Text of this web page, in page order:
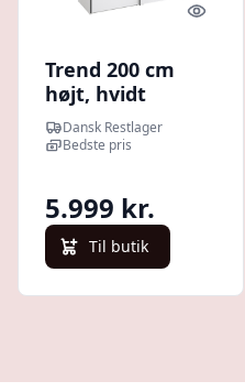
Quick
Trend 200 cm
højt, hvidt
højglans
garderobeskab
Dansk Restlager
Bedste pris
5.999 kr.
Til butik